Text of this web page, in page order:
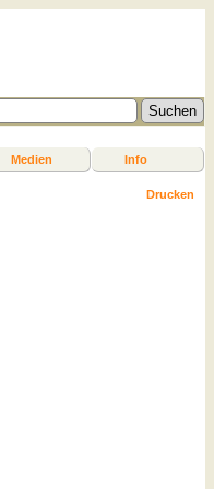
Medien Info
Drucken